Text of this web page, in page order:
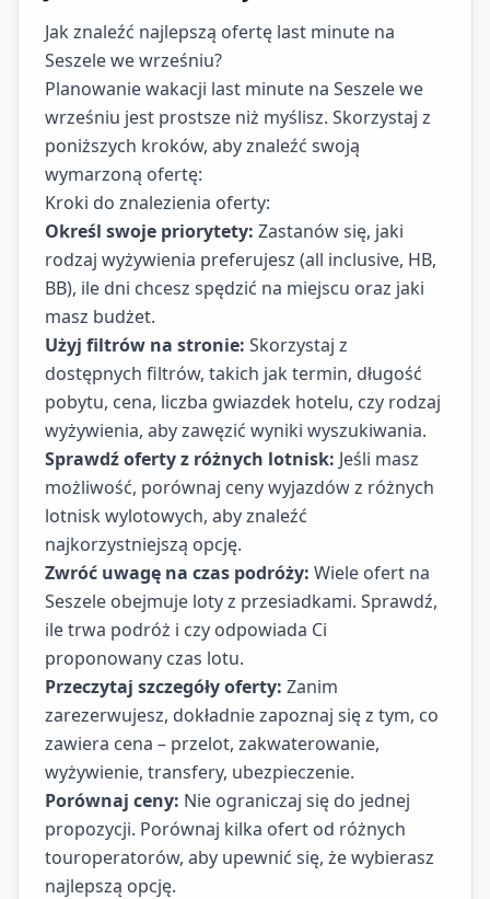
Jak znaleźć najlepszą ofertę last minute na
Seszele we wrześniu?
Planowanie wakacji last minute na Seszele we
wrześniu jest prostsze niż myślisz. Skorzystaj z
poniższych kroków, aby znaleźć swoją
wymarzoną ofertę:
Kroki do znalezienia oferty:
Określ swoje priorytety: Zastanów się, jaki
rodzaj wyżywienia preferujesz (all inclusive, HB,
BB), ile dni chcesz spędzić na miejscu oraz jaki
masz budżet.
Użyj filtrów na stronie: Skorzystaj z
dostępnych filtrów, takich jak termin, długość
pobytu, cena, liczba gwiazdek hotelu, czy rodzaj
wyżywienia, aby zawęzić wyniki wyszukiwania.
Sprawdź oferty z różnych lotnisk: Jeśli masz
możliwość, porównaj ceny wyjazdów z różnych
lotnisk wylotowych, aby znaleźć
najkorzystniejszą opcję.
Zwróć uwagę na czas podróży: Wiele ofert na
Seszele obejmuje loty z przesiadkami. Sprawdź,
ile trwa podróż i czy odpowiada Ci
proponowany czas lotu.
Przeczytaj szczegóły oferty: Zanim
zarezerwujesz, dokładnie zapoznaj się z tym, co
zawiera cena – przelot, zakwaterowanie,
wyżywienie, transfery, ubezpieczenie.
Porównaj ceny: Nie ograniczaj się do jednej
propozycji. Porównaj kilka ofert od różnych
touroperatorów, aby upewnić się, że wybierasz
najlepszą opcję.